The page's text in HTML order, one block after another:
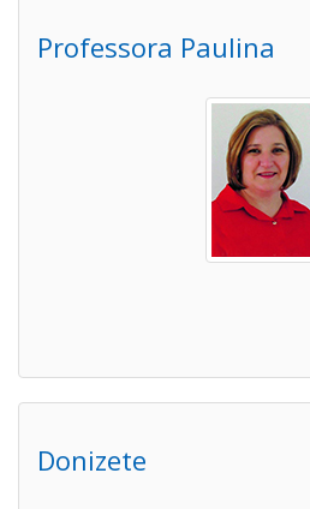
Professora Paulina
Donizete